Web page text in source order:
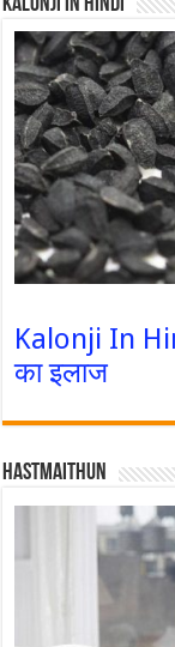
Kalonji In
का इलाज
Hastmaithun